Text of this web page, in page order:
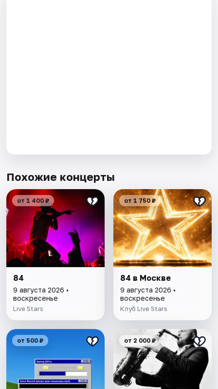
Похожие концерты
от 1 400 ₽
84
9 августа 2026 •
воскресенье
Live Stars
от 1 750 ₽
84 в Москве
9 августа 2026 •
воскресенье
Клуб Live Stars
от 500 ₽ от 2 000 ₽